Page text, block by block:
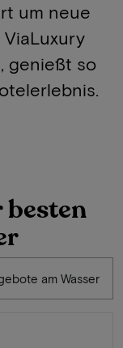
um neue
genießt so
besten
am Wasser